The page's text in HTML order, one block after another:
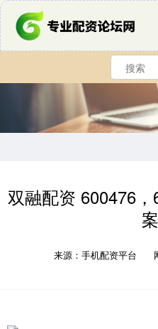
双融配资 600476
来源：手机配资平台